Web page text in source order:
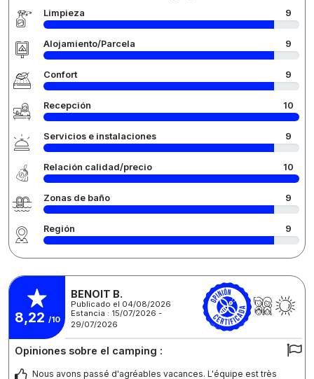
Limpieza 9
Alojamiento/Parcela 9
Confort 9
Recepción 10
Servicios e instalaciones 9
Relación calidad/precio 10
Zonas de baño 9
Región 9
8,22 /10
BENOIT B.
Publicado el 04/08/2026
Estancia : 15/07/2026 -
29/07/2026
Opiniones sobre el camping :
Nous avons passé d'agréables vacances. L'équipe est très